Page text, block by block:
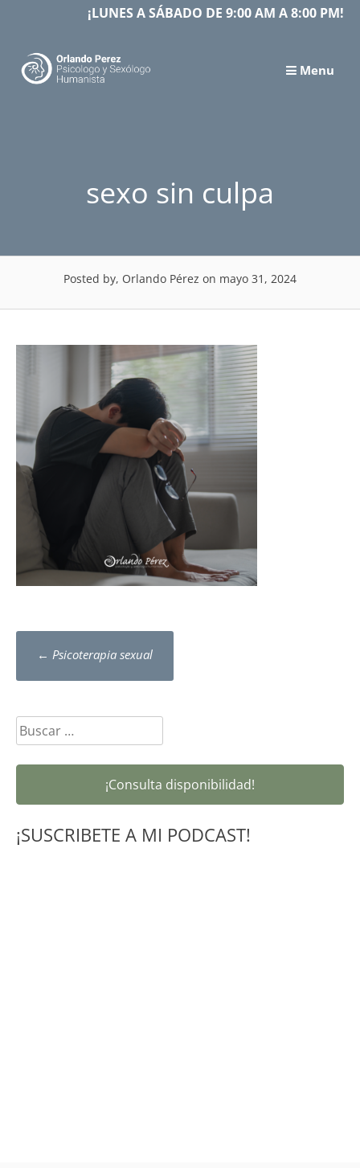
content
¡LUNES A SÁBADO DE 9:00 AM A 8:00 PM!
Menu
sexo sin culpa
Posted by, Orlando Pérez on mayo 31, 2024
Post
navigation
← Psicoterapia sexual
Buscar:
¡Consulta disponibilidad!
¡SUSCRIBETE A MI PODCAST!